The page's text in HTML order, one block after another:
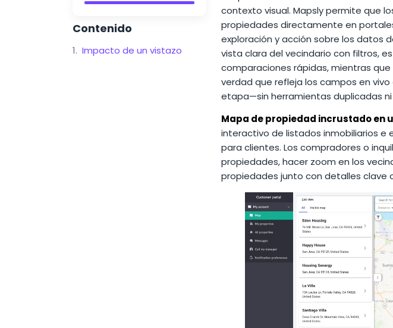
Contenido
Impacto de un vistazo
contexto visual. Mapsly permite que
propiedades directamente en
exploración y acción sobre los datos
vista clara del vecindario con filtros,
comparaciones rápidas, mientras
verdad que refleja los campos en
etapa—sin herramientas duplicadas ni
Mapa de propiedad incrustado en
interactivo de listados inmobiliarios
para clientes. Los compradores o
propiedades, hacer zoom en los
propiedades junto con detalles clave